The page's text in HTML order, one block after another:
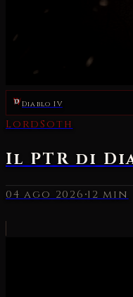
Diablo IV
LordSoth
Il PTR di
04 ago 2026·12 min